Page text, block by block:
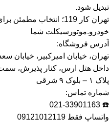
تبدیل شود.
تهران کار 119؛ انتخاب
خودرو.موتورسیکلت شما
آدرس فروشگاه:
تهران، خیابان امیرکبیر، خیابان
داخل هتل ارس، کنار پذیرش،
پلاک ۱ – بلوک ۹ شرقی
شماره تماس:
☎️ 021-33901163
واتساپ فقط 09121012119